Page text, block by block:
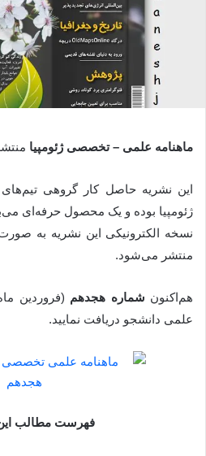
ماهنامه علمی – تخصصی ژئومپیا
این نشریه حاصل کار گروهی
ژئومپیا بوده و یک محصول حرفه‌ای
نسخه الکترونیکی این نشریه به
منتشر می‌شود.
هم‌اکنون شماره هجدهم
علمی دانشجو دریافت نمایید.
فهرست مطالب